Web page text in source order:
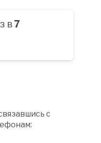
в7
с